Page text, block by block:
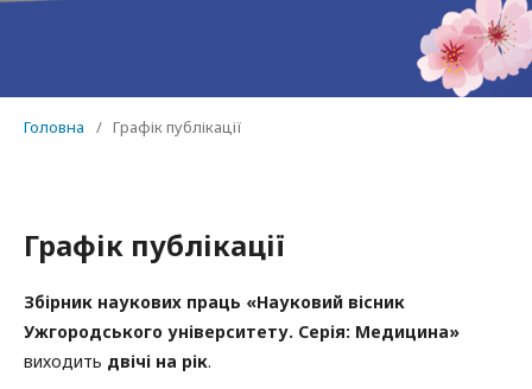
Головна / Графік публікації
Графік публікації
Збірник наукових праць «Науковий вісник
Ужгородського університету. Серія: Медицина»
виходить двічі на рік.